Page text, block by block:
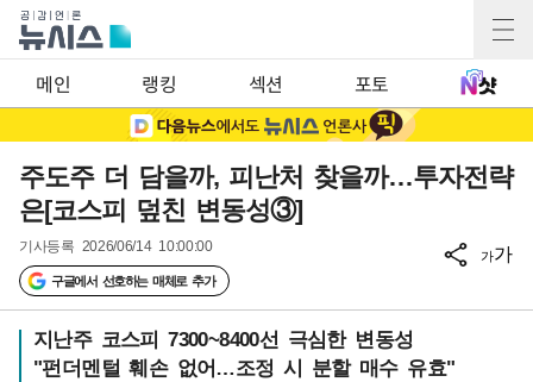
메인 랭킹 섹션 포토
주도주 더 담을까, 피난처 찾을까…투자전략
은[코스피 덮친 변동성③]
기사등록 2026/06/14 10:00:00
구글에서 선호하는 매체로 추가
가가
지난주 코스피 7300~8400선 극심한 변동성
"펀더멘털 훼손 없어…조정 시 분할 매수 유효"